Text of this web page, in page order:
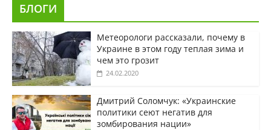
БЛОГИ
Метеорологи рассказали, почему в
Украине в этом году теплая зима и
чем это грозит
24.02.2020
Дмитрий Соломчук: «Украинские
политики сеют негатив для
зомбирования нации»